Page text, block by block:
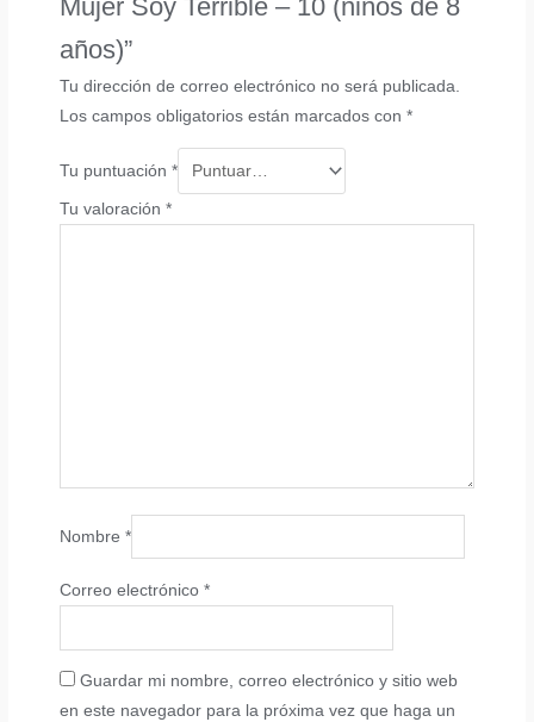
Mujer Soy Terrible – 10 (niños de 8
años)”
Tu dirección de correo electrónico no será publicada.
Los campos obligatorios están marcados con*
Tu puntuación*
Tu valoración*
Nombre*
Correo electrónico*
Guardar mi nombre, correo electrónico y sitio web
en este navegador para la próxima vez que haga un